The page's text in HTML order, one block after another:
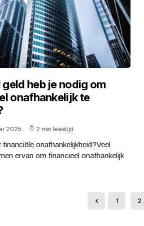
geld heb je nodig om
onafhankelijk te
2025 2 min leestijd
financiële onafhankelijkheid?Veel
ervan om financieel onafhankelijk
1 2